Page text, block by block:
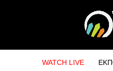
WATCH LIVE